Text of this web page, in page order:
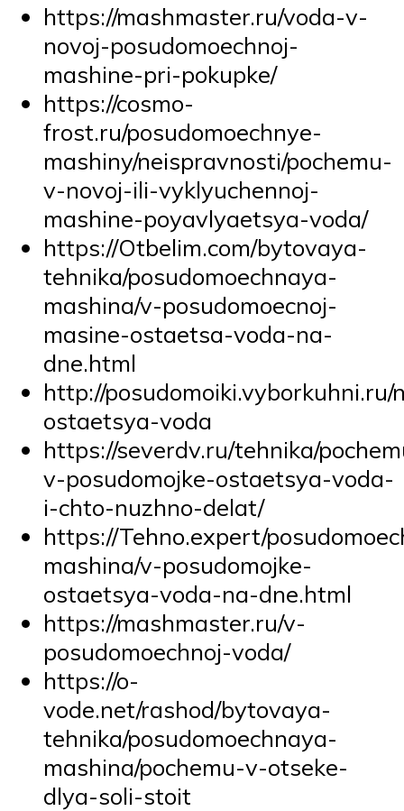
https://mashmaster.ru/voda-v-
novoj-posudomoechnoj-
mashine-pri-pokupke/
https://cosmo-
frost.ru/posudomoechnye-
mashiny/neispravnosti/pochemu-
v-novoj-ili-vyklyuchennoj-
mashine-poyavlyaetsya-voda/
https://Otbelim.com/bytovaya-
tehnika/posudomoechnaya-
mashina/v-posudomoecnoj-
masine-ostaetsa-voda-na-
dne.html
http://
ostaetsya-voda
https://severdv.ru/tehnika/
v-posudomojke-ostaetsya-voda-
i-chto-nuzhno-delat/
https://Tehno.expert/
mashina/v-posudomojke-
ostaetsya-voda-na-dne.html
https://mashmaster.ru/v-
posudomoechnoj-voda/
https://o-
vode.net/rashod/bytovaya-
tehnika/posudomoechnaya-
mashina/pochemu-v-otseke-
dlya-soli-stoit